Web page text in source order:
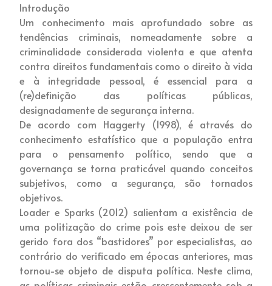
Introdução
Um conhecimento mais aprofundado sobre as
tendências criminais, nomeadamente sobre a
criminalidade considerada violenta e que atenta
contra direitos fundamentais como o direito à vida
e à integridade pessoal, é essencial para a
(re)definição das políticas públicas,
designadamente de segurança interna.
De acordo com Haggerty (1998), é através do
conhecimento estatístico que a população entra
para o pensamento político, sendo que a
governança se torna praticável quando conceitos
subjetivos, como a segurança, são tornados
objetivos.
Loader e Sparks (2012) salientam a existência de
uma politização do crime pois este deixou de ser
gerido fora dos “bastidores” por especialistas, ao
contrário do verificado em épocas anteriores, mas
tornou-se objeto de disputa política. Neste clima,